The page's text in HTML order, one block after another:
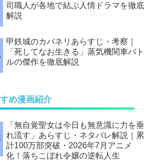
司職人が各地で結ぶ人情ドラマを徹底
解説
甲鉄城のカバネリあらすじ・考察｜
「死してなお生きる」蒸気機関車バト
ルの傑作を徹底解説
め漫画紹介
「無自覚聖女は今日も無意識に力を垂
れ流す」あらすじ・ネタバレ解説｜累
計100万部突破・2026年7月アニメ
化！落ちこぼれ令嬢の逆転人生